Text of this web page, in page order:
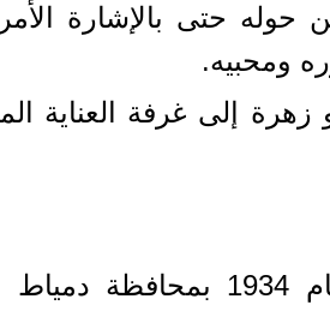
حتى بالإشارة
ومحبيه.
إلى غرفة العناية
أبو زهرة من مواليد عام 1934